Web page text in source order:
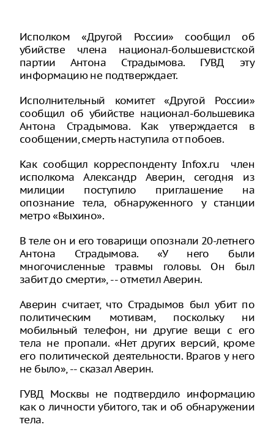
Исполком «Другой России» сообщил об
убийстве члена национал-большевистской
партии Антона Страдымова. ГУВД эту
информацию не подтверждает.
Исполнительный комитет «Другой России»
сообщил об убийстве национал-большевика
Антона Страдымова. Как утверждается в
сообщении, смерть наступила от побоев.
Как сообщил корреспонденту Infox.ru член
исполкома Александр Аверин, сегодня из
милиции поступило приглашение на
опознание тела, обнаруженного у станции
метро «Выхино».
В теле он и его товарищи опознали 20-летнего
Антона Страдымова. «У него были
многочисленные травмы головы. Он был
забит до смерти», -- отметил Аверин.
Аверин считает, что Страдымов был убит по
политическим мотивам, поскольку ни
мобильный телефон, ни другие вещи с его
тела не пропали. «Нет других версий, кроме
его политической деятельности. Врагов у него
не было», -- сказал Аверин.
ГУВД Москвы не подтвердило информацию
как о личности убитого, так и об обнаружении
тела.